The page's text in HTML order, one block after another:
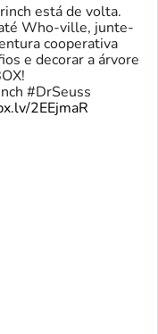
está de volta.
Who-ville, junte-
cooperativa
e decorar a árvore
#DrSeuss
2EEjmaR